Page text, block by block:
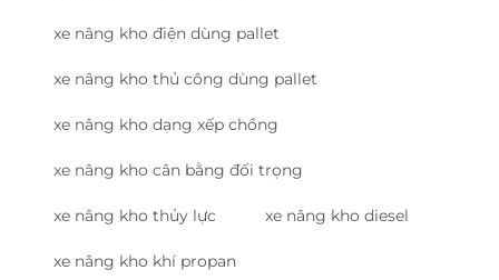
xe nâng kho điện dùng pallet
xe nâng kho thủ công dùng pallet
xe nâng kho dạng xếp chồng
xe nâng kho cân bằng đối trọng
xe nâng kho thủy lực xe nâng kho diesel
xe nâng kho khí propan